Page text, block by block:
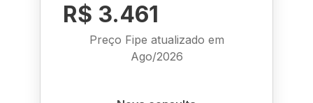
R$ 3.461
Preço Fipe atualizado em
Ago/2026